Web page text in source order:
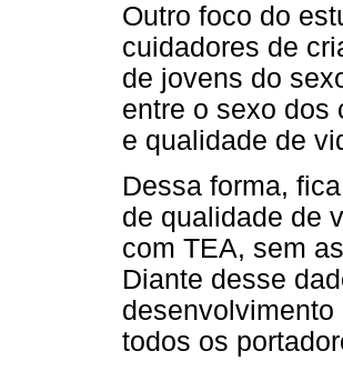
Outro foco do
cuidadores de
de jovens do
entre o sexo dos
e qualidade de
Dessa forma,
de qualidade de
com TEA, sem
Diante desse
todos os